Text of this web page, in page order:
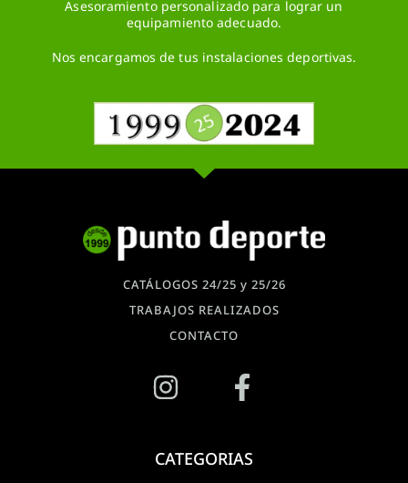
Asesoramiento personalizado para lograr un
equipamiento adecuado.
Nos encargamos de tus instalaciones deportivas.
CATÁLOGOS 24/25 y 25/26
TRABAJOS REALIZADOS
CONTACTO
CATEGORIAS